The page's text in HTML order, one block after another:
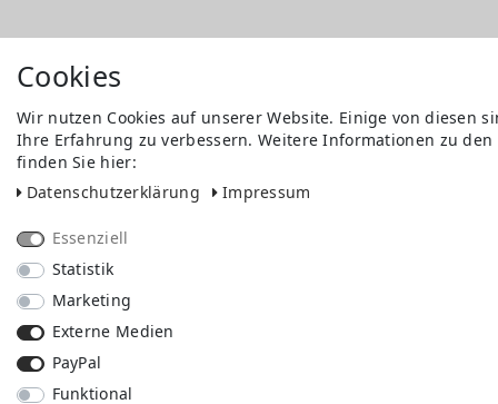
Cookies
Wir nutzen Cookies auf unserer Website. Einige von diesen
Ihre Erfahrung zu verbessern. Weitere Informationen zu
finden Sie hier:
Daten­schutz­erklärung
Impressum
Essenziell
Statistik
Marketing
Externe Medien
PayPal
Funktional